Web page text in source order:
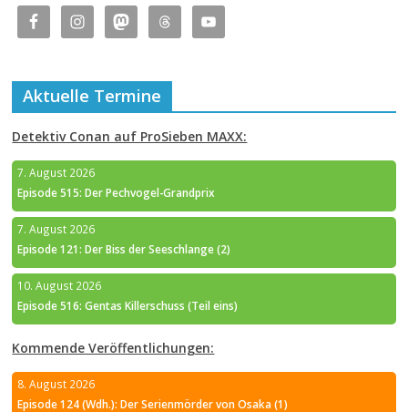
Aktuelle Termine
Detektiv Conan auf ProSieben MAXX:
7. August 2026
Episode 515: Der Pechvogel-Grandprix
7. August 2026
Episode 121: Der Biss der Seeschlange (2)
10. August 2026
Episode 516: Gentas Killerschuss (Teil eins)
Kommende Veröffentlichungen:
8. August 2026
Episode 124 (Wdh.): Der Serienmörder von Osaka (1)